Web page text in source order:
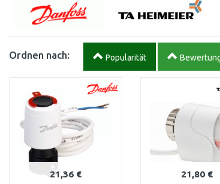
Ordnen nach: Popularität
21,36 € 21,80 €